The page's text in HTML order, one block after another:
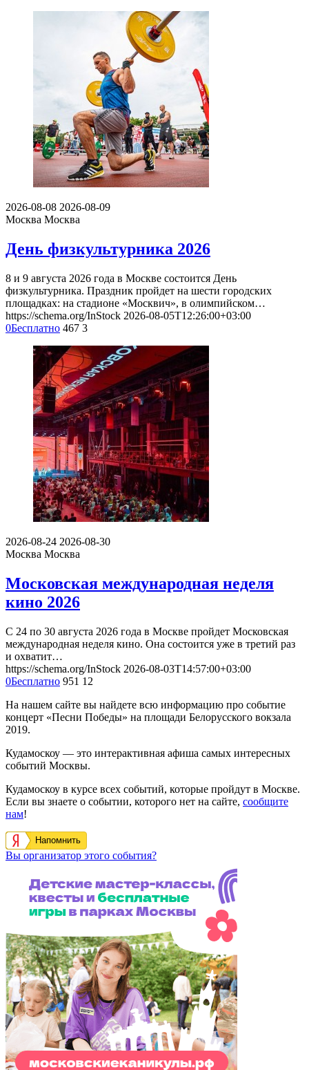
2026-08-08 2026-08-09
Москва Москва
День физкультурника 2026
8 и 9 августа 2026 года в Москве состоится День
физкультурника. Праздник пройдет на шести городских
площадках: на стадионе «Москвич», в олимпийском…
https://schema.org/InStock 2026-08-05T12:26:00+03:00
0Бесплатно 467 3
2026-08-24 2026-08-30
Москва Москва
Московская международная неделя
кино 2026
С 24 по 30 августа 2026 года в Москве пройдет Московская
международная неделя кино. Она состоится уже в третий раз
и охватит…
https://schema.org/InStock 2026-08-03T14:57:00+03:00
0Бесплатно 951 12
На нашем сайте вы найдете всю информацию про событие
концерт «Песни Победы» на площади Белорусского вокзала
2019.
Кудамоскоу — это интерактивная афиша самых интересных
событий Москвы.
Кудамоскоу в курсе всех событий, которые пройдут в Москве.
Если вы знаете о событии, которого нет на сайте, сообщите
нам!
Напомнить
Вы организатор этого события?